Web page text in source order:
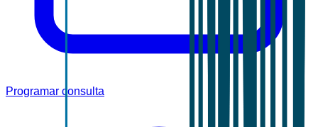
Programar consulta